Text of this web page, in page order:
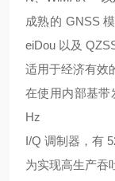
成熟的 GNSS
eiDou 以及
适用于经济有效
在使用内部基带
Hz
I/Q 调制器，有
为实现高生产吞